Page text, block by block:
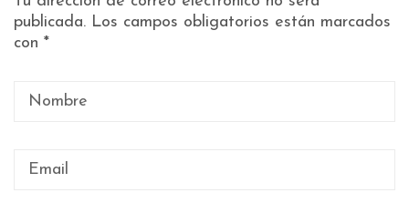
publicada. Los campos obligatorios están marcados
con *